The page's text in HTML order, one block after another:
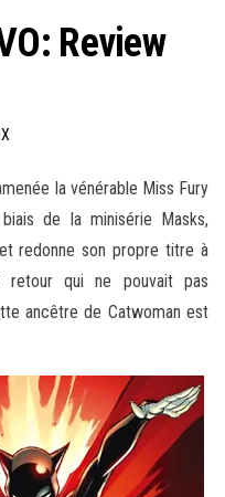
Review
la vénérable Miss Fury
de la minisérie Masks,
redonne son propre titre à
retour qui ne pouvait pas
ancêtre de Catwoman est